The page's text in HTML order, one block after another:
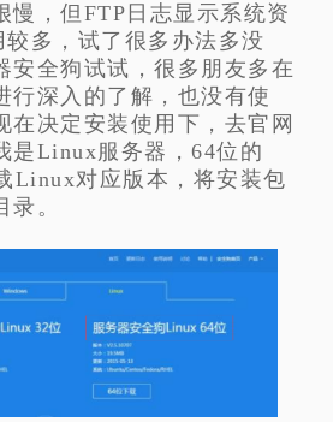
慢，但FTP日志显示系统资
多，试了很多办法多没
安全狗试试，很多朋友多在
行深入的了解，也没有使
在决定安装使用下，去官网
是Linux服务器，64位的
Linux对应版本，将安装包
。